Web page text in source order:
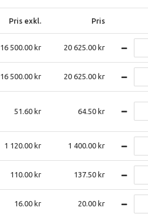
Pris exkl. Pris
16 500.00 20 625.00
16 500.00 20 625.00
51.60 64.50
1 120.00 1 400.00
110.00 137.50
16.00 20.00